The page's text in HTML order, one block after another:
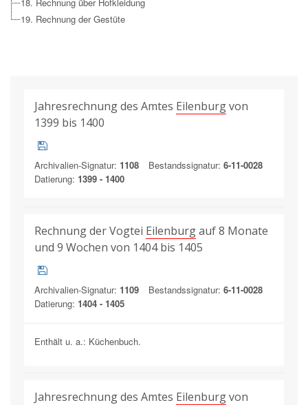
19. Rechnung der Gestüte
Jahresrechnung des Amtes Eilenburgvon
1399 bis 1400
Archivalien-Signatur: 1108 Bestandssignatur: 6-11-0028
Datierung: 1399 - 1400
Rechnung der Vogtei Eilenburgauf 8 Monate
und 9 Wochen von 1404 bis 1405
Archivalien-Signatur: 1109 Bestandssignatur: 6-11-0028
Datierung: 1404 - 1405
Enthält u. a.: Küchenbuch.
Jahresrechnung des Amtes Eilenburgvon